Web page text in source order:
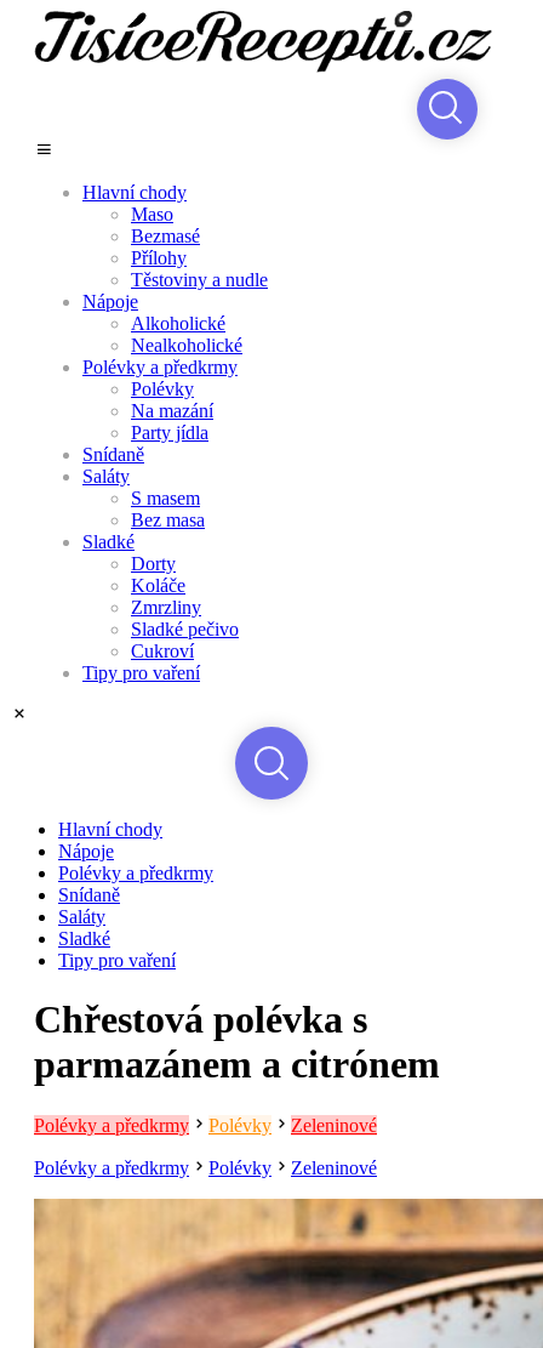
Hlavní chody
Maso
Bezmasé
Přílohy
Těstoviny a nudle
Nápoje
Alkoholické
Nealkoholické
Polévky a předkrmy
Polévky
Na mazání
Party jídla
Snídaně
Saláty
S masem
Bez masa
Sladké
Dorty
Koláče
Zmrzliny
Sladké pečivo
Cukroví
Tipy pro vaření
Hlavní chody
Nápoje
Polévky a předkrmy
Snídaně
Saláty
Sladké
Tipy pro vaření
Chřestová polévka s
parmazánem a citrónem
Polévky a předkrmy Polévky Zeleninové
Polévky a předkrmy Polévky Zeleninové